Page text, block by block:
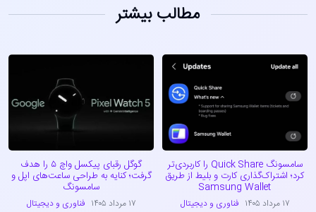
مطالب بیشتر
سامسونگ Quick Share را کاربردی‌تر
کرد؛ اشتراک‌گذاری کارت و بلیط از طریق
Samsung Wallet
۱۷ مرداد ۱۴۰۵ فناوری و دیجیتال
گوگل رقبای پیکسل واچ ۵ را هدف
گرفت؛ کنایه به طراحی ساعت‌های اپل و
سامسونگ
۱۷ مرداد ۱۴۰۵ فناوری و دیجیتال